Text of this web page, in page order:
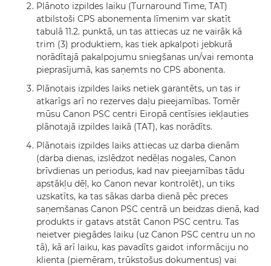
Plānoto izpildes laiku (Turnaround Time, TAT)
atbilstoši CPS abonementa līmenim var skatīt
tabulā 11.2. punktā, un tas attiecas uz ne vairāk kā
trim (3) produktiem, kas tiek apkalpoti jebkurā
norādītajā pakalpojumu sniegšanas un/vai remonta
pieprasījumā, kas saņemts no CPS abonenta.
Plānotais izpildes laiks netiek garantēts, un tas ir
atkarīgs arī no rezerves daļu pieejamības. Tomēr
mūsu Canon PSC centri Eiropā centīsies iekļauties
plānotajā izpildes laikā (TAT), kas norādīts.
Plānotais izpildes laiks attiecas uz darba dienām
(darba dienas, izslēdzot nedēļas nogales, Canon
brīvdienas un periodus, kad nav pieejamības tādu
apstākļu dēļ, ko Canon nevar kontrolēt), un tiks
uzskatīts, ka tas sākas darba dienā pēc preces
saņemšanas Canon PSC centrā un beidzas dienā, kad
produkts ir gatavs atstāt Canon PSC centru. Tas
neietver piegādes laiku (uz Canon PSC centru un no
tā), kā arī laiku, kas pavadīts gaidot informāciju no
klienta (piemēram, trūkstošus dokumentus) vai